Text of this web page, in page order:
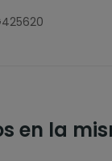
en la